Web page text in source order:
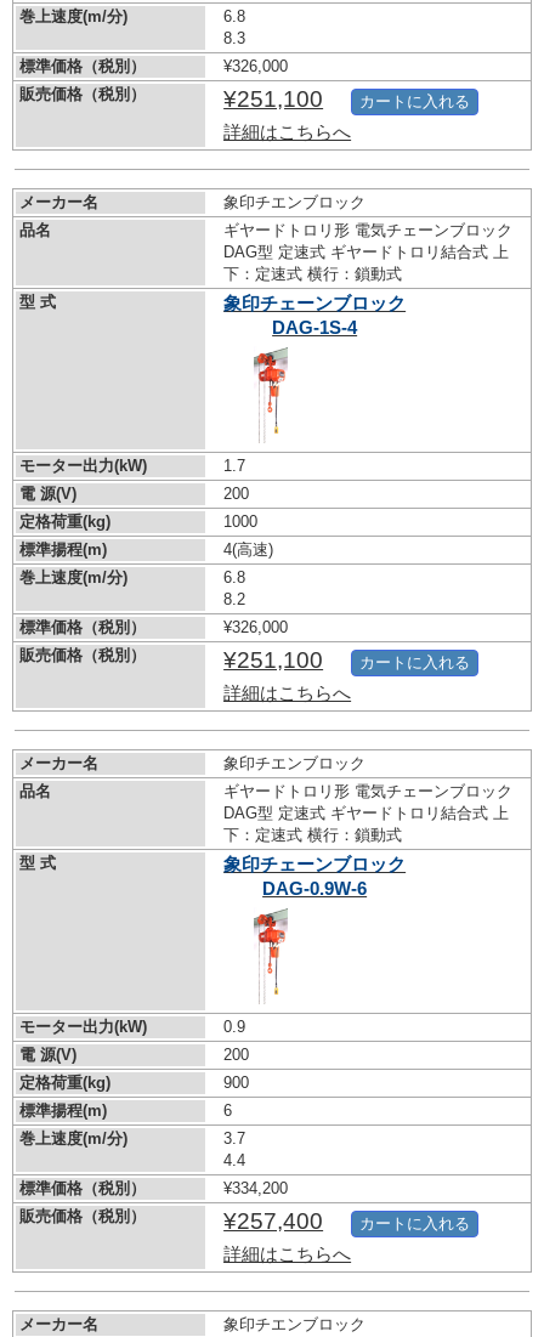
巻上速度(m/分)
6.8
8.3
標準価格（税別）
¥326,000
販売価格（税別）
¥251,100
詳細はこちらへ
カートに入れる
メーカー名
象印チエンブロック
品名
ギヤードトロリ形 電気チェーンブロック
DAG型 定速式 ギヤードトロリ結合式 上
下：定速式 横行：鎖動式
型 式
象印チェーンブロック
DAG-1S-4
モーター出力(kW)
1.7
電 源(V)
200
定格荷重(kg)
1000
標準揚程(m)
4(高速)
巻上速度(m/分)
6.8
8.2
標準価格（税別）
¥326,000
販売価格（税別）
¥251,100
詳細はこちらへ
カートに入れる
メーカー名
象印チエンブロック
品名
ギヤードトロリ形 電気チェーンブロック
DAG型 定速式 ギヤードトロリ結合式 上
下：定速式 横行：鎖動式
型 式
象印チェーンブロック
DAG-0.9W-6
モーター出力(kW)
0.9
電 源(V)
200
定格荷重(kg)
900
標準揚程(m)
6
巻上速度(m/分)
3.7
4.4
標準価格（税別）
¥334,200
販売価格（税別）
¥257,400
詳細はこちらへ
カートに入れる
メーカー名 象印チエンブロック